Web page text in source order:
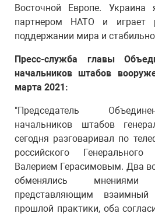
Восточной Европе. Украина
партнером НАТО и
поддержании мира и
Пресс-служба главы
начальников штабов
марта 2021:
"Председатель
начальников штабов
сегодня разговаривал по
российского
Валерием Герасимовым. Два
обменялись
представляющим взаимный
прошлой практики, оба